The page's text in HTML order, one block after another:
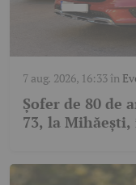
7 aug. 2026, 16:33în
Șofer de 80 de
73, la Mihăești,